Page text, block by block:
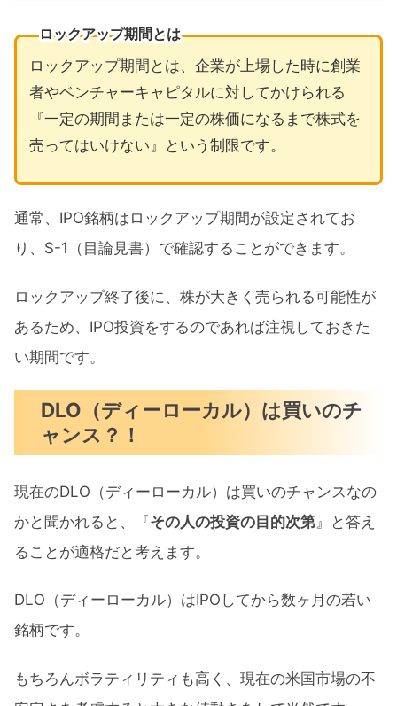
ロックアップ期間とは
ロックアップ期間とは、企業が上場した時に創業
者やベンチャーキャピタルに対してかけられる
『一定の期間または一定の株価になるまで株式を
売ってはいけない』という制限です。
通常、IPO銘柄はロックアップ期間が設定されてお
り、S-1（目論見書）で確認することができます。
ロックアップ終了後に、株が大きく売られる可能性が
あるため、IPO投資をするのであれば注視しておきた
い期間です。
DLO（ディーローカル）は買いのチ
ャンス？！
現在のDLO（ディーローカル）は買いのチャンスなの
かと聞かれると、『その人の投資の目的次第』と答え
ることが適格だと考えます。
DLO（ディーローカル）はIPOしてから数ヶ月の若い
銘柄です。
もちろんボラティリティも高く、現在の米国市場の不